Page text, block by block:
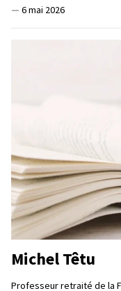
— 6 mai 2026
Michel Têtu
Professeur retraité de la